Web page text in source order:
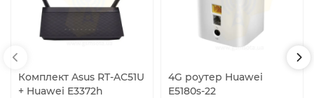
Комплект Asus RT-AC51U
+ Huawei E3372h
4G роутер Huawei
E5180s-22